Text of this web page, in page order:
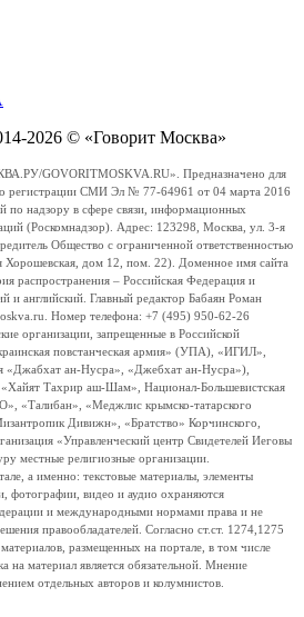
2026 © «Говорит Москва»
GOVORITMOSKVA.RU». Предназначено для
о регистрации СМИ Эл № 77-64961 от 04 марта 2016
по надзору в сфере связи, информационных
(Роскомнадзор). Адрес: 123298, Москва, ул. 3-я
Общество с ограниченной ответственностью
дом 12, пом. 22). Доменное имя сайта
распространения – Российская Федерация и
и английский. Главный редактор Бабаян Роман
Номер телефона: +7 (495) 950-62-26
организации, запрещенные в Российской
повстанческая армия» (УПА), «ИГИЛ»,
ан-Нусра», «Джебхат ан-Нусра»),
«Хайят Тахрир аш-Шам», Национал-Большевистская
«Талибан», «Меджлис крымско-татарского
Дивижн», «Братство» Корчинского,
«Управленческий центр Свидетелей Иеговы
местные религиозные организации.
а именно: текстовые материалы, элементы
фотографии, видео и аудио охраняются
и международными нормами права и не
правообладателей. Согласно ст.ст. 1274,1275
размещенных на портале, в том числе
на материал является обязательной. Мнение
отдельных авторов и колумнистов.